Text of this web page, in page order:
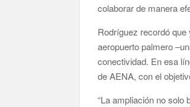
colaborar de manera
Rodríguez recordó
aeropuerto palmero
conectividad. En esa
de AENA, con el
“La ampliación no